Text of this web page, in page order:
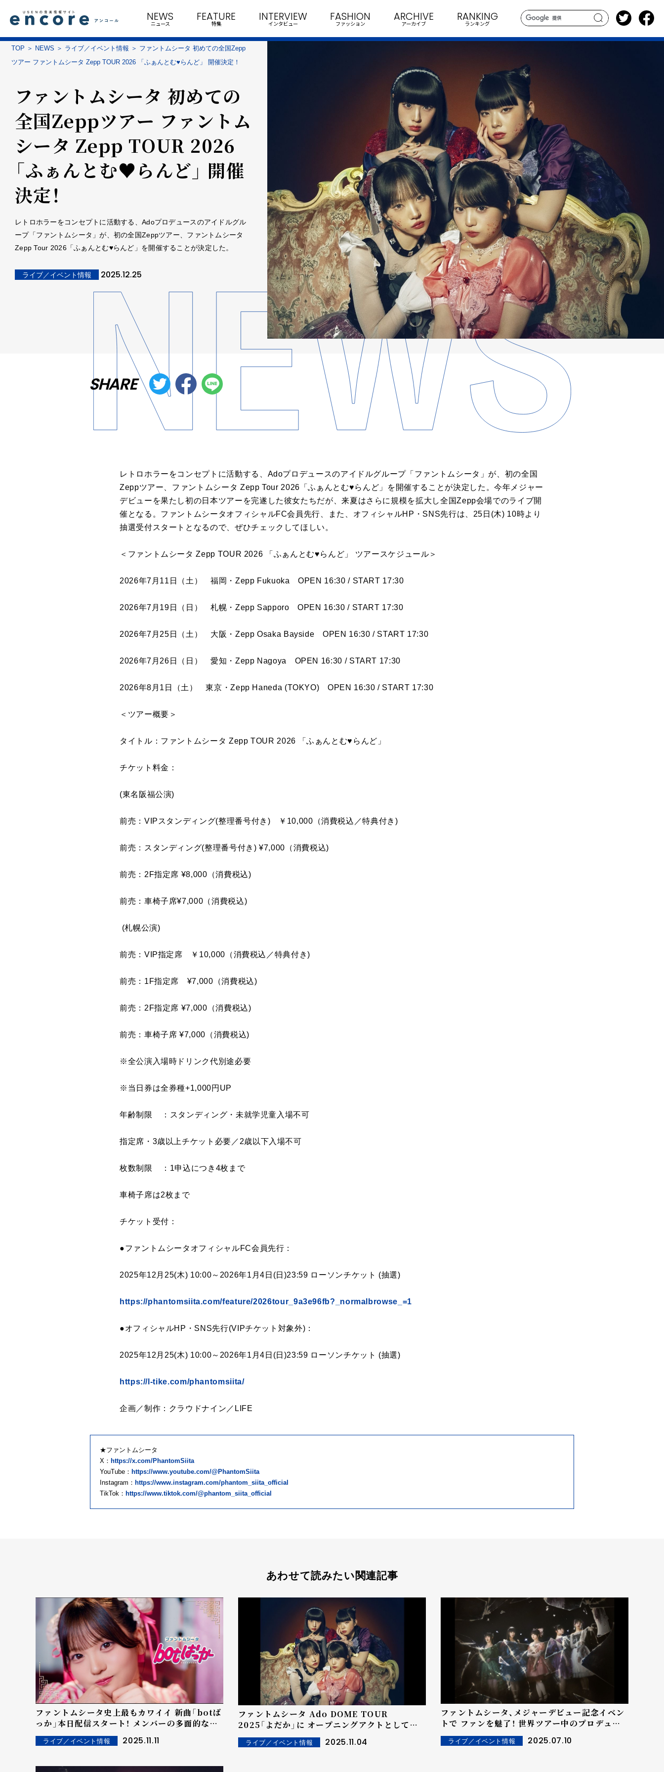
search
NEWS
ニュース
FEATURE
特集
INTERVIEW
インタビュー
FASHION
ファッション
ARCHIVE
アーカイブ
RANKING
ランキング
TOP NEWS ライブ／イベント情報
ファントムシータ 初めての全国Zepp
ツアー ファントムシータ Zepp TOUR 2026 「ふぁんとむ♥らんど」 開催決定！
ファントムシータ 初めての
全国Zeppツアー ファントム
シータ Zepp TOUR 2026
「ふぁんとむ♥らんど」 開催
決定！
レトロホラーをコンセプトに活動する、Adoプロデュースのアイドルグル
ープ「ファントムシータ」が、初の全国Zeppツアー、ファントムシータ
Zepp Tour 2026「ふぁんとむ♥らんど」を開催することが決定した。
ライブ／イベント情報 2025.12.25
SHARE
レトロホラーをコンセプトに活動する、Adoプロデュースのアイドルグループ「ファントムシータ」が、初の全国
Zeppツアー、ファントムシータ Zepp Tour 2026「ふぁんとむ♥らんど」を開催することが決定した。今年メジャー
デビューを果たし初の日本ツアーを完遂した彼女たちだが、来夏はさらに規模を拡大し全国Zepp会場でのライブ開
催となる。ファントムシータオフィシャルFC会員先行、また、オフィシャルHP・SNS先行は、25日(木) 10時より
抽選受付スタートとなるので、ぜひチェックしてほしい。
＜ファントムシータ Zepp TOUR 2026 「ふぁんとむ♥らんど」 ツアースケジュール＞
2026年7月11日（土） 福岡・Zepp Fukuoka OPEN 16:30 / START 17:30
2026年7月19日（日） 札幌・Zepp Sapporo OPEN 16:30 / START 17:30
2026年7月25日（土） 大阪・Zepp Osaka Bayside OPEN 16:30 / START 17:30
2026年7月26日（日） 愛知・Zepp Nagoya OPEN 16:30 / START 17:30
2026年8月1日（土） 東京・Zepp Haneda (TOKYO) OPEN 16:30 / START 17:30
＜ツアー概要＞
タイトル：ファントムシータ Zepp TOUR 2026 「ふぁんとむ♥らんど」
チケット料金：
(東名阪福公演)
前売：VIPスタンディング(整理番号付き) ￥10,000（消費税込／特典付き)
前売：スタンディング(整理番号付き) ¥7,000（消費税込)
前売：2F指定席 ¥8,000（消費税込)
前売：車椅子席¥7,000（消費税込)
(札幌公演)
前売：VIP指定席 ￥10,000（消費税込／特典付き)
前売：1F指定席 ¥7,000（消費税込)
前売：2F指定席 ¥7,000（消費税込)
前売：車椅子席 ¥7,000（消費税込)
※全公演入場時ドリンク代別途必要
※当日券は全券種+1,000円UP
年齢制限 ：スタンディング・未就学児童入場不可
指定席・3歳以上チケット必要／2歳以下入場不可
枚数制限 ：1申込につき4枚まで
車椅子席は2枚まで
チケット受付：
●ファントムシータオフィシャルFC会員先行：
2025年12月25(木) 10:00～2026年1月4日(日)23:59 ローソンチケット (抽選)
https://phantomsiita.com/feature/2026tour_9a3e96fb?_normalbrowse_=1
●オフィシャルHP・SNS先行(VIPチケット対象外)：
2025年12月25(木) 10:00～2026年1月4日(日)23:59 ローソンチケット (抽選)
https://l-tike.com/phantomsiita/
企画／制作：クラウドナイン／LIFE
★ファントムシータ
X： https://x.com/PhantomSiita
YouTube： https://www.youtube.com/@PhantomSiita
Instagram： https://www.instagram.com/phantom_siita_official
TikTok： https://www.tiktok.com/@phantom_siita_official
あわせて読みたい関連記事
ファントムシータ史上最もカワイイ 新曲「botば
っか」本日配信スタート！ メンバーの多面的な魅
力を 実体験的に痛感できるMVも公開！
ライブ／イベント情報 2025.11.11
ファントムシータ Ado DOME TOUR
2025「よだか」に オープニングアクトとして出
演決定！
ライブ／イベント情報 2025.11.04
ファントムシータ、メジャーデビュー記念イベン
トで ファンを魅了！ 世界ツアー中のプロデュー
サーAdoから サプライズメッセージも！
ライブ／イベント情報 2025.07.10